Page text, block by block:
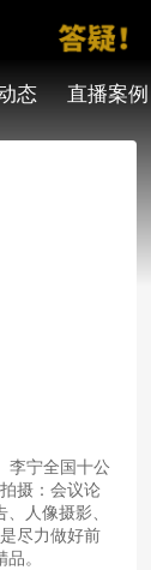
态 直播案例
李宁全国十公
摄：会议论
人像摄影、
尽力做好前
。